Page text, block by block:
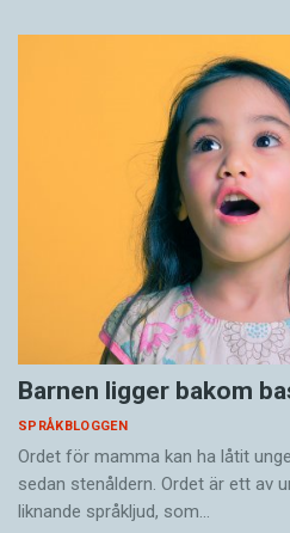
Barnen ligger bakom
SPRÅKBLOGGEN
Ordet för mamma kan ha låtit
sedan stenåldern. Ordet är ett av
liknande språkljud, som…